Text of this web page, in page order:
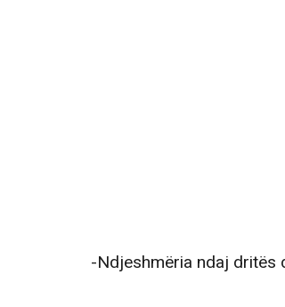
-Ndjeshmëria ndaj dritës